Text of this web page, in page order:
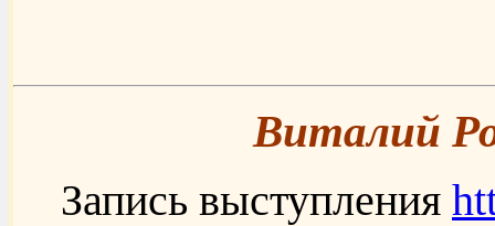
Виталий
Запись выступления